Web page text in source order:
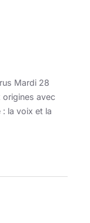
Mardi 28
origines avec
: la voix et la